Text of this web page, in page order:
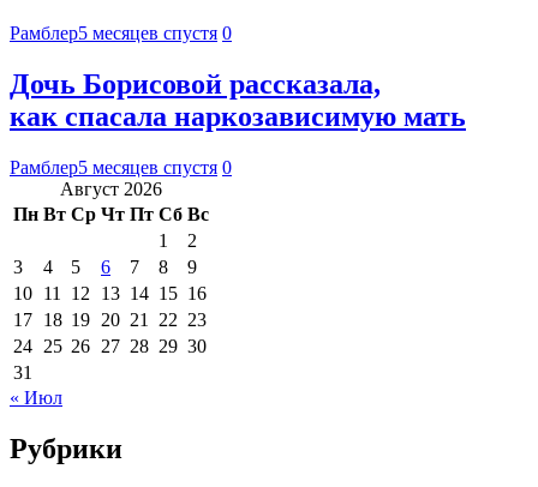
Рамблер5 месяцев спустя 0
Дочь Борисовой рассказала,
как спасала наркозависимую мать
Рамблер5 месяцев спустя 0
Август 2026
Пн Вт Ср Чт Пт Сб Вс
1
2
3
4 5 6 7 8
9
10 11 12 13 14 15 16
17 18 19 20 21 22 23
24 25 26 27 28 29 30
31
« Июл
Рубрики